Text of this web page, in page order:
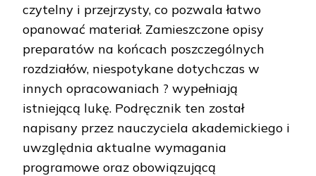
czytelny i przejrzysty, co pozwala łatwo
opanować materiał. Zamieszczone opisy
preparatów na końcach poszczególnych
rozdziałów, niespotykane dotychczas w
innych opracowaniach ? wypełniają
istniejącą lukę. Podręcznik ten został
napisany przez nauczyciela akademickiego i
uwzględnia aktualne wymagania
programowe oraz obowiązującą